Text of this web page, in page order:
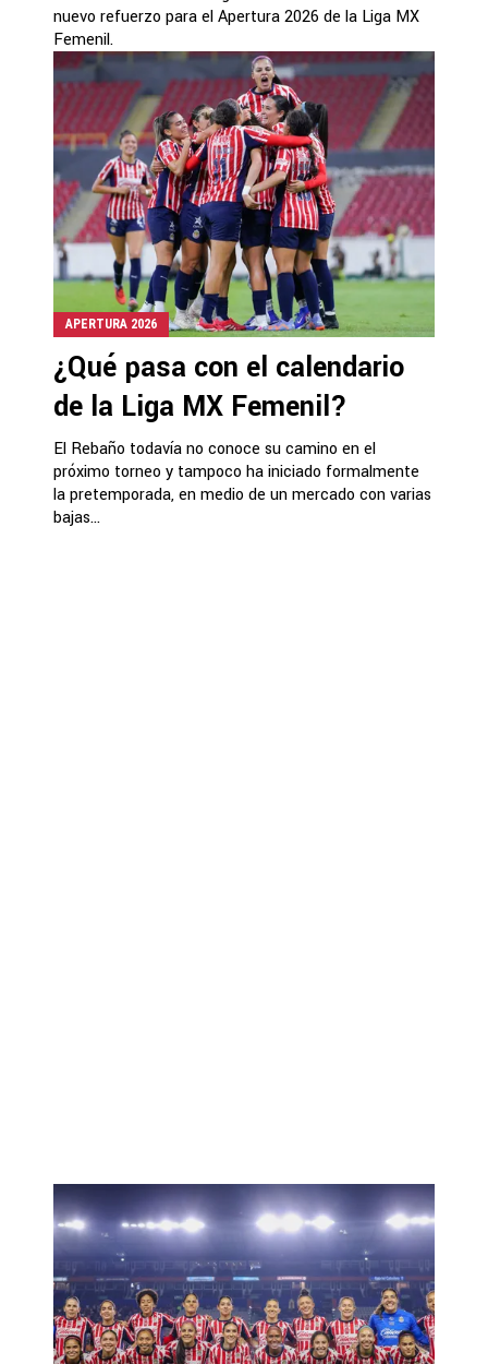
nuevo refuerzo para el Apertura 2026 de la Liga MX
Femenil.
APERTURA 2026
¿Qué pasa con el calendario
de la Liga MX Femenil?
El Rebaño todavía no conoce su camino en el
próximo torneo y tampoco ha iniciado formalmente
la pretemporada, en medio de un mercado con varias
bajas...